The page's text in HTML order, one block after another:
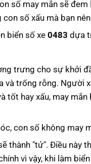
số may mắn sẽ
số xấu mà bạn
biển số xe 0483 dựa
trưng cho sự khởi
trống rỗng. Người
hay xấu, may
con số không may
thành "tử". Điều này
vì vậy, khi làm